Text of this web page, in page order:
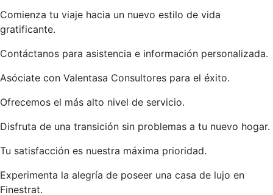
Comienza tu viaje hacia un nuevo estilo de vida
gratificante.
Contáctanos para asistencia e información personalizada.
Asóciate con Valentasa Consultores para el éxito.
Ofrecemos el más alto nivel de servicio.
Disfruta de una transición sin problemas a tu nuevo hogar.
Tu satisfacción es nuestra máxima prioridad.
Experimenta la alegría de poseer una casa de lujo en
Finestrat.